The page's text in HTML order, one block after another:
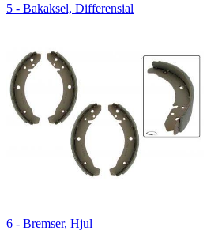
5 - Bakaksel, Differensial
6 - Bremser, Hjul